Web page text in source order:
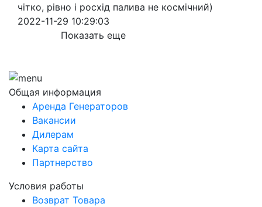
чітко, рівно і росхід палива не космічний)
2022-11-29 10:29:03
Показать еще
Общая информация
Аренда Генераторов
Вакансии
Дилерам
Карта сайта
Партнерство
Условия работы
Возврат Товара